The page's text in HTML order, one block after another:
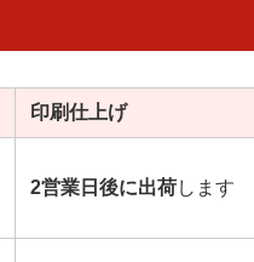
印刷仕上げ
2営業日後に出荷します